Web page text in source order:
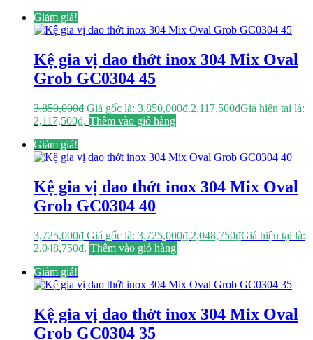
Giảm giá!
Kệ gia vị dao thớt inox 304 Mix Oval
Grob GC0304 45
3,850,000₫ Giá gốc là: 3,850,000₫.2,117,500₫Giá hiện tại là:
2,117,500₫. Thêm vào giỏ hàng
Giảm giá!
Kệ gia vị dao thớt inox 304 Mix Oval
Grob GC0304 40
3,725,000₫ Giá gốc là: 3,725,000₫.2,048,750₫Giá hiện tại là:
2,048,750₫. Thêm vào giỏ hàng
Giảm giá!
Kệ gia vị dao thớt inox 304 Mix Oval
Grob GC0304 35